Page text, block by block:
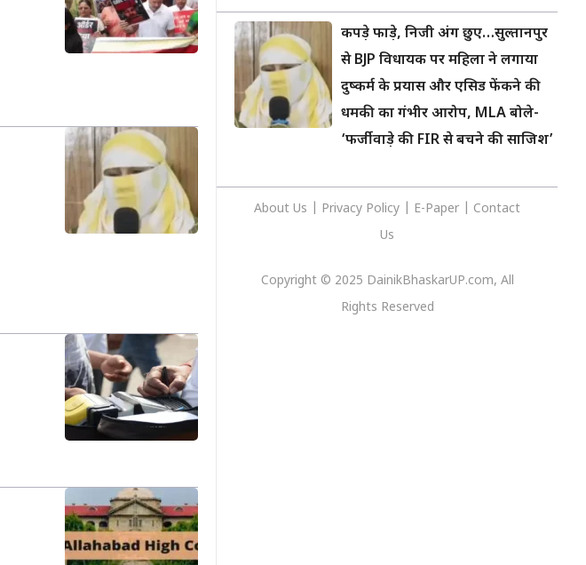
कपड़े फाड़े, निजी अंग छुए…सुल्तानपुर
से BJP विधायक पर महिला ने लगाया
दुष्कर्म के प्रयास और एसिड फेंकने की
धमकी का गंभीर आरोप, MLA बोले-
‘फर्जीवाड़े की FIR से बचने की साजिश’
About Us Privacy Policy E-Paper
Contact
Us
Copyright © 2025 DainikBhaskarUP.com, All
Rights Reserved